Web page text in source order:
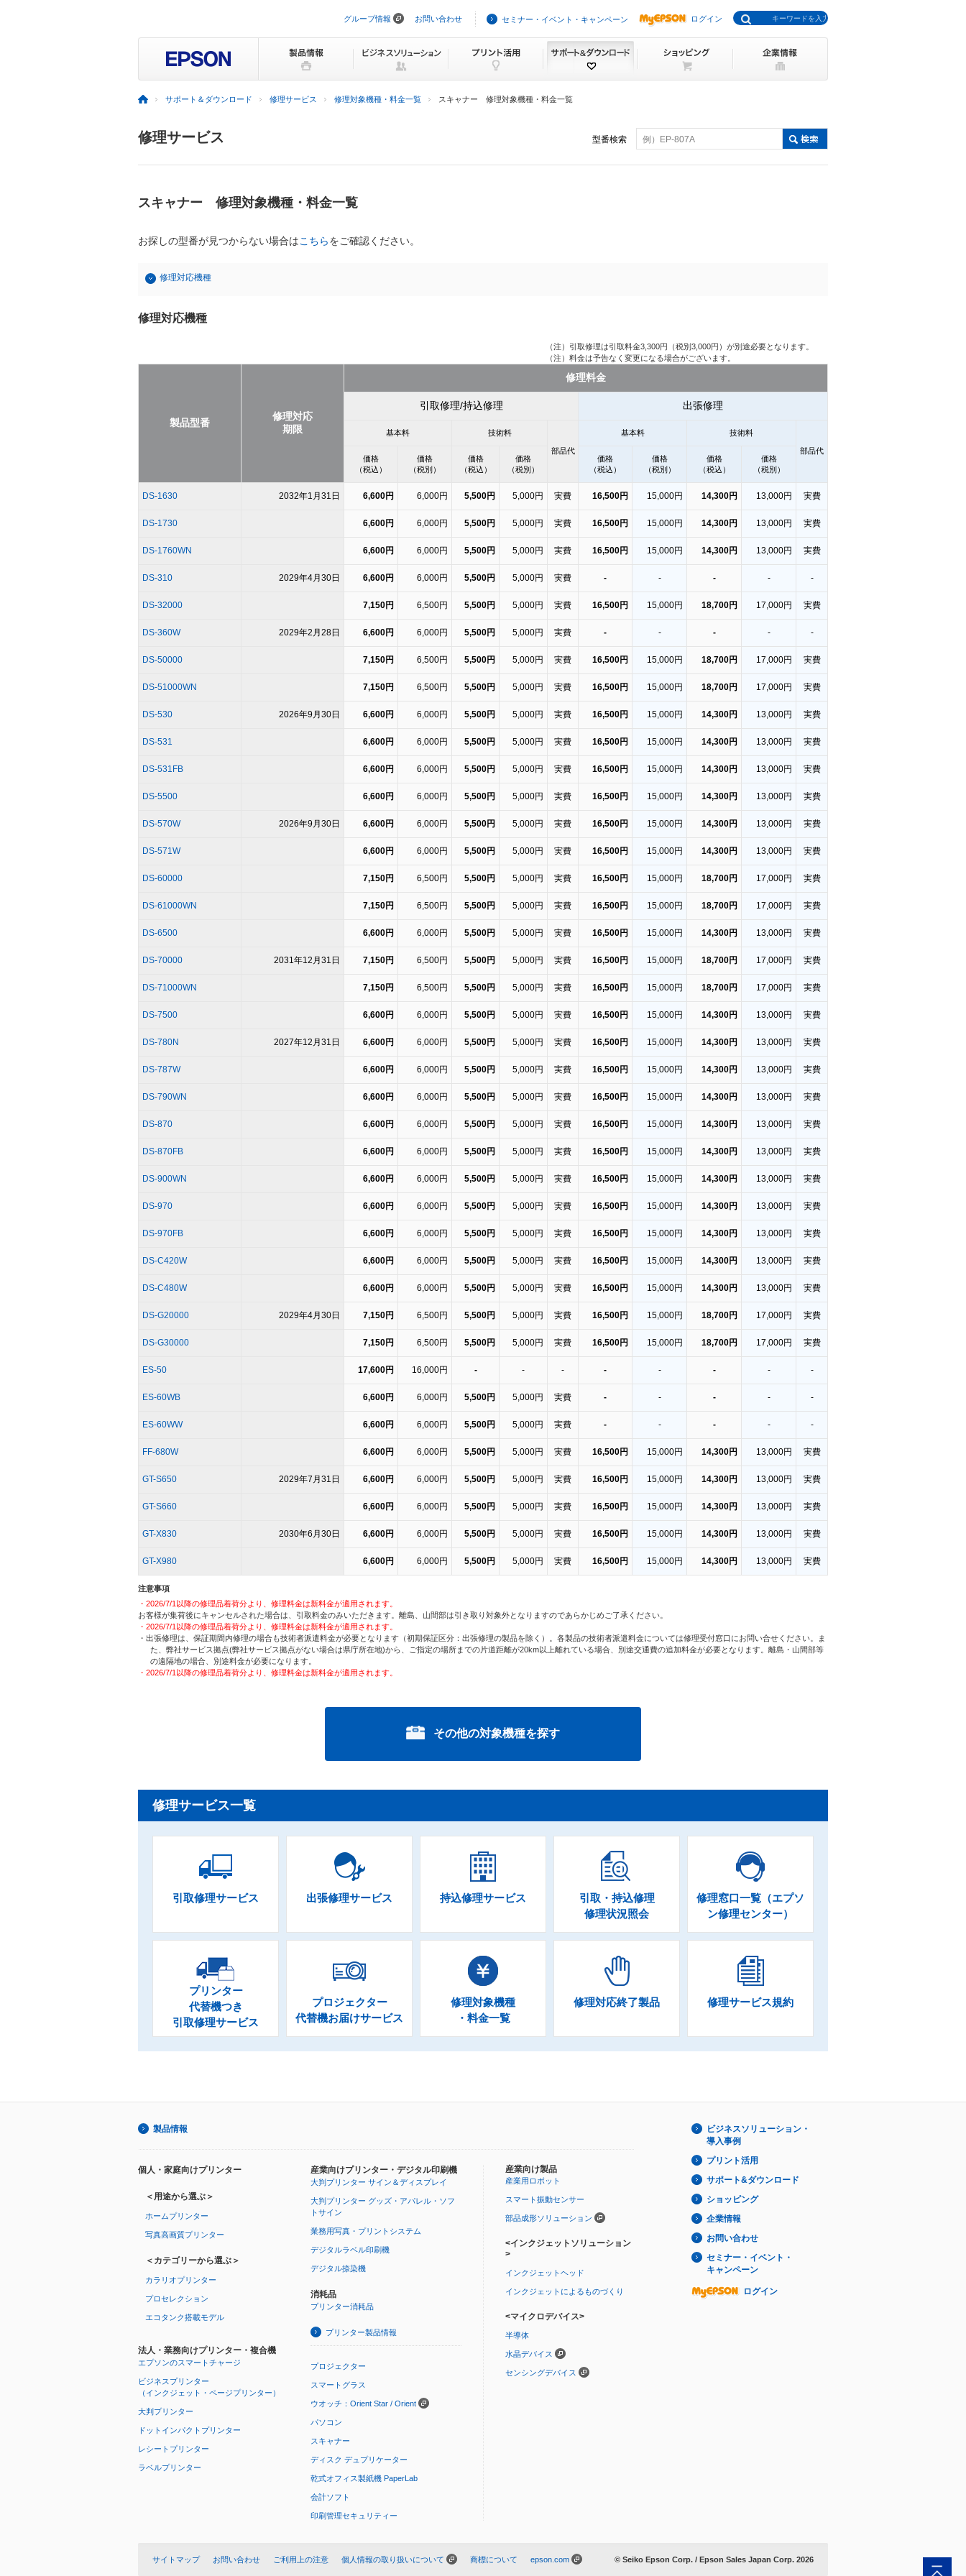
ビ
ョ
を
グループ情報 お問い合わせ セミナー・イベント・キャンペーン ログイン
サポート＆ダウンロード 修理サービス 修理対象機種・料金一覧 スキャナー 修理対象機種・料金一覧
修理サービス 型番検索 例）EP-807A
スキャナー 修理対象機種・料金一覧
お探しの型番が見つからない場合はこちらをご確認ください。
修理対応機種
修理対応機種
（注）引取修理は引取料金3,300円（税別3,000円）が別途必要となります。
（注）料金は予告なく変更になる場合がございます。
製品型番
修理対応
期限
修理料金
引取修理/持込修理 出張修理
基本料 技術料
部品代
基本料 技術料
部品代
価格
（税込）
価格
（税別）
価格
（税込）
価格
（税別）
価格
（税込）
価格
（税別）
価格
（税込）
価格
（税別）
DS-1630 2032年1月31日 6,600円 6,000円 5,500円 5,000円 実費 16,500円 15,000円 14,300円 13,000円 実費
DS-1730 6,600円 6,000円 5,500円 5,000円 実費 16,500円 15,000円 14,300円 13,000円 実費
DS-1760WN 6,600円 6,000円 5,500円 5,000円 実費 16,500円 15,000円 14,300円 13,000円 実費
DS-310 2029年4月30日 6,600円 6,000円 5,500円 5,000円 実費 - - - - -
DS-32000 7,150円 6,500円 5,500円 5,000円 実費 16,500円 15,000円 18,700円 17,000円 実費
DS-360W 2029年2月28日 6,600円 6,000円 5,500円 5,000円 実費 - - - - -
DS-50000 7,150円 6,500円 5,500円 5,000円 実費 16,500円 15,000円 18,700円 17,000円 実費
DS-51000WN 7,150円 6,500円 5,500円 5,000円 実費 16,500円 15,000円 18,700円 17,000円 実費
DS-530 2026年9月30日 6,600円 6,000円 5,500円 5,000円 実費 16,500円 15,000円 14,300円 13,000円 実費
DS-531 6,600円 6,000円 5,500円 5,000円 実費 16,500円 15,000円 14,300円 13,000円 実費
DS-531FB 6,600円 6,000円 5,500円 5,000円 実費 16,500円 15,000円 14,300円 13,000円 実費
DS-5500 6,600円 6,000円 5,500円 5,000円 実費 16,500円 15,000円 14,300円 13,000円 実費
DS-570W 2026年9月30日 6,600円 6,000円 5,500円 5,000円 実費 16,500円 15,000円 14,300円 13,000円 実費
DS-571W 6,600円 6,000円 5,500円 5,000円 実費 16,500円 15,000円 14,300円 13,000円 実費
DS-60000 7,150円 6,500円 5,500円 5,000円 実費 16,500円 15,000円 18,700円 17,000円 実費
DS-61000WN 7,150円 6,500円 5,500円 5,000円 実費 16,500円 15,000円 18,700円 17,000円 実費
DS-6500 6,600円 6,000円 5,500円 5,000円 実費 16,500円 15,000円 14,300円 13,000円 実費
DS-70000 2031年12月31日 7,150円 6,500円 5,500円 5,000円 実費 16,500円 15,000円 18,700円 17,000円 実費
DS-71000WN 7,150円 6,500円 5,500円 5,000円 実費 16,500円 15,000円 18,700円 17,000円 実費
DS-7500 6,600円 6,000円 5,500円 5,000円 実費 16,500円 15,000円 14,300円 13,000円 実費
DS-780N 2027年12月31日 6,600円 6,000円 5,500円 5,000円 実費 16,500円 15,000円 14,300円 13,000円 実費
DS-787W 6,600円 6,000円 5,500円 5,000円 実費 16,500円 15,000円 14,300円 13,000円 実費
DS-790WN 6,600円 6,000円 5,500円 5,000円 実費 16,500円 15,000円 14,300円 13,000円 実費
DS-870 6,600円 6,000円 5,500円 5,000円 実費 16,500円 15,000円 14,300円 13,000円 実費
DS-870FB 6,600円 6,000円 5,500円 5,000円 実費 16,500円 15,000円 14,300円 13,000円 実費
DS-900WN 6,600円 6,000円 5,500円 5,000円 実費 16,500円 15,000円 14,300円 13,000円 実費
DS-970 6,600円 6,000円 5,500円 5,000円 実費 16,500円 15,000円 14,300円 13,000円 実費
DS-970FB 6,600円 6,000円 5,500円 5,000円 実費 16,500円 15,000円 14,300円 13,000円 実費
DS-C420W 6,600円 6,000円 5,500円 5,000円 実費 16,500円 15,000円 14,300円 13,000円 実費
DS-C480W 6,600円 6,000円 5,500円 5,000円 実費 16,500円 15,000円 14,300円 13,000円 実費
DS-G20000 2029年4月30日 7,150円 6,500円 5,500円 5,000円 実費 16,500円 15,000円 18,700円 17,000円 実費
DS-G30000 7,150円 6,500円 5,500円 5,000円 実費 16,500円 15,000円 18,700円 17,000円 実費
ES-50 17,600円 16,000円 - - - - - - - -
ES-60WB 6,600円 6,000円 5,500円 5,000円 実費 - - - - -
ES-60WW 6,600円 6,000円 5,500円 5,000円 実費 - - - - -
FF-680W 6,600円 6,000円 5,500円 5,000円 実費 16,500円 15,000円 14,300円 13,000円 実費
GT-S650 2029年7月31日 6,600円 6,000円 5,500円 5,000円 実費 16,500円 15,000円 14,300円 13,000円 実費
GT-S660 6,600円 6,000円 5,500円 5,000円 実費 16,500円 15,000円 14,300円 13,000円 実費
GT-X830 2030年6月30日 6,600円 6,000円 5,500円 5,000円 実費 16,500円 15,000円 14,300円 13,000円 実費
GT-X980 6,600円 6,000円 5,500円 5,000円 実費 16,500円 15,000円 14,300円 13,000円 実費
注意事項
・2026/7/1以降の修理品着荷分より、修理料金は新料金が適用されます。
お客様が集荷後にキャンセルされた場合は、引取料金のみいただきます。離島、山間部は引き取り対象外となりますのであらかじめご了承ください。
・2026/7/1以降の修理品着荷分より、修理料金は新料金が適用されます。
・出張修理は、保証期間内修理の場合も技術者派遣料金が必要となります（初期保証区分：出張修理の製品を除く）。各製品の技術者派遣料金については修理受付窓口にお問い合せください。ま
た、弊社サービス拠点(弊社サービス拠点がない場合は県庁所在地)から、ご指定の場所までの片道距離が20km以上離れている場合、別途交通費の追加料金が必要となります。離島・山間部等
の遠隔地の場合、別途料金が必要になります。
・2026/7/1以降の修理品着荷分より、修理料金は新料金が適用されます。
その他の対象機種を探す
修理サービス一覧
引取修理サービス 出張修理サービス 持込修理サービス
引取・持込修理
修理状況照会
修理窓口一覧（エプソ
ン修理センター）
プリンター
代替機つき
引取修理サービス
プロジェクター
代替機お届けサービス
修理対象機種
・料金一覧
修理対応終了製品 修理サービス規約
製品情報
個人・家庭向けプリンター
＜用途から選ぶ＞
ホームプリンター
写真高画質プリンター
＜カテゴリーから選ぶ＞
カラリオプリンター
プロセレクション
エコタンク搭載モデル
法人・業務向けプリンター・複合機
エプソンのスマートチャージ
ビジネスプリンター
（インクジェット・ページプリンター）
大判プリンター
ドットインパクトプリンター
レシートプリンター
ラベルプリンター
産業向けプリンター・デジタル印刷機
大判プリンター サイン＆ディスプレイ
大判プリンター グッズ・アパレル・ソフ
トサイン
業務用写真・プリントシステム
デジタルラベル印刷機
デジタル捺染機
消耗品
プリンター消耗品
プリンター製品情報
プロジェクター
スマートグラス
ウオッチ：Orient Star / Orient
パソコン
スキャナー
ディスク デュプリケーター
乾式オフィス製紙機 PaperLab
会計ソフト
印刷管理セキュリティー
産業向け製品
産業用ロボット
スマート振動センサー
部品成形ソリューション
<インクジェットソリューション
>
インクジェットヘッド
インクジェットによるものづくり
<マイクロデバイス>
半導体
水晶デバイス
センシングデバイス
ビジネスソリューション・
導入事例
プリント活用
サポート&ダウンロード
ショッピング
企業情報
お問い合わせ
セミナー・イベント・
キャンペーン
ログイン
サイトマップ お問い合わせ ご利用上の注意 個人情報の取り扱いについて 商標について epson.com © Seiko Epson Corp. / Epson Sales Japan Corp. 2026